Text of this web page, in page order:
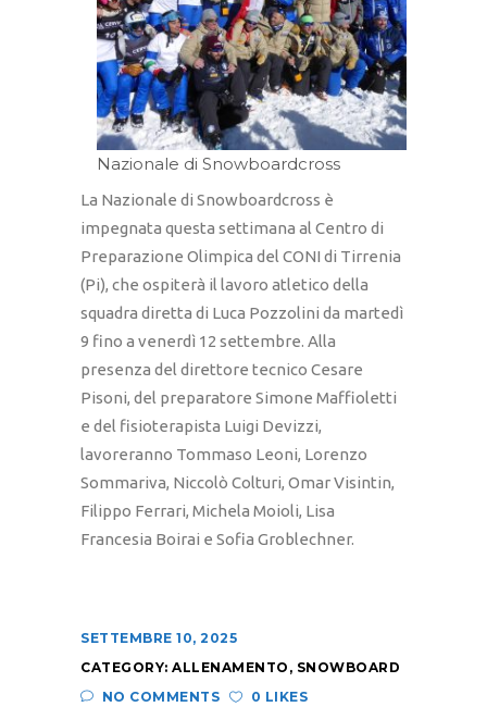
Nazionale di Snowboardcross
La Nazionale di Snowboardcross è
impegnata questa settimana al Centro di
Preparazione Olimpica del CONI di Tirrenia
(Pi), che ospiterà il lavoro atletico della
squadra diretta di Luca Pozzolini da martedì
9 fino a venerdì 12 settembre. Alla
presenza del direttore tecnico Cesare
Pisoni, del preparatore Simone Maffioletti
e del fisioterapista Luigi Devizzi,
lavoreranno Tommaso Leoni, Lorenzo
Sommariva, Niccolò Colturi, Omar Visintin,
Filippo Ferrari, Michela Moioli, Lisa
Francesia Boirai e Sofia Groblechner.
SETTEMBRE 10, 2025
CATEGORY: ALLENAMENTO , SNOWBOARD
NO COMMENTS
0 LIKES